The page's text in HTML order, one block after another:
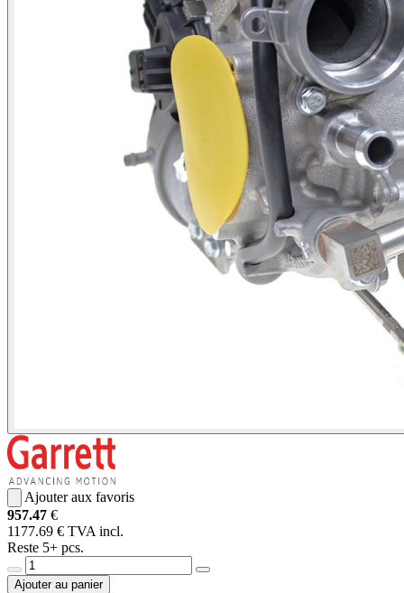
Ajouter aux favoris
957.47 €
1177.69 € TVA incl.
Reste 5+ pcs.
Ajouter au panier